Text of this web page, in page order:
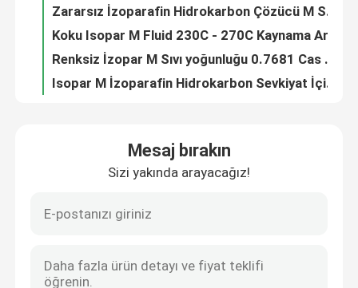
Fabrika turu
Kalite kontrol
İzoparafin Sıvısı
Cas 64742 47 8 Isopar M Sıvı Parlama Noktası 95°C Düşük Kokulu Hidrokarbon Sıvısı Hindistan
Vietnam'da Endüstri Temizliği İçin Düşük Kokulu Isopar H Sıvısı C10 11 İzoparafinik Solvent
Mesaj bırakın
Sizi yakında arayacağız!